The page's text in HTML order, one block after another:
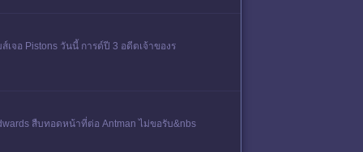
เจอ Pistons วันนี้ การด์ปี 3 อดีตเจ้าของร
สืบทอดหน้าที่ต่อ Antman ไม่ขอรับ&nbs